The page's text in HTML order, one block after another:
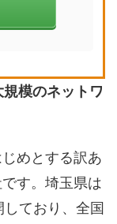
模のネットワ
めとする訳あ
す。埼玉県は
ており、全国